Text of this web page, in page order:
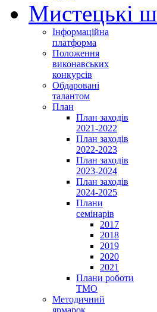
Мистецькі
Інформаційна
платформа
Положення
виконавських
конкурсів
Обдаровані
талантом
План
План заходів
2021-2022
План заходів
2022-2023
План заходів
2023-2024
План заходів
2024-2025
Плани
семінарів
2017
2018
2019
2020
2021
Плани роботи
ТМО
Методичний
ярмарок